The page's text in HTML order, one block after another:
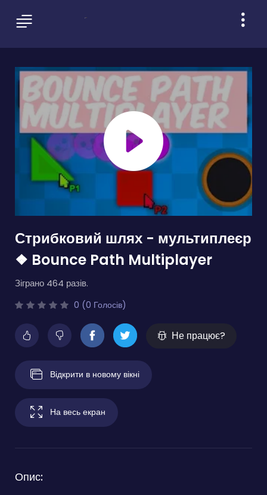
Стрибковий шлях - мультиплеєр
❖ Bounce Path Multiplayer
Зіграно 464 разів.
0 (0 Голосів)
Не працює?
Відкрити в новому вікні
На весь екран
Опис: